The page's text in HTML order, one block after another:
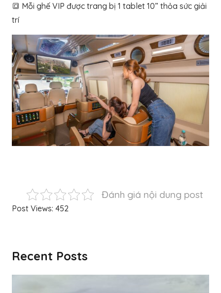
🔳 Mỗi ghế VIP được trang bị 1 tablet 10” thỏa sức giải
trí
Đánh giá nội dung post
Post Views: 452
Recent Posts